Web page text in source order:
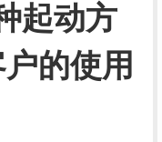
起动方
的使用